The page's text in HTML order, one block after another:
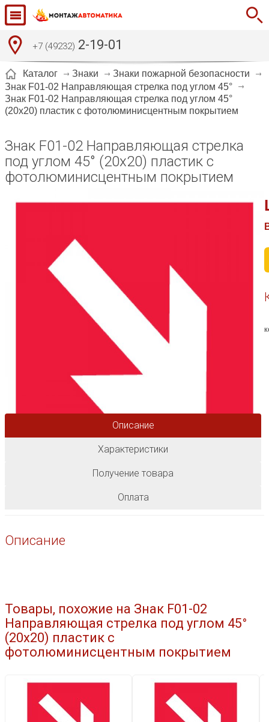
+7 (49232) 2-19-01
Каталог Знаки
Знаки пожарной безопасности
Знак F01-02 Направляющая стрелка под углом 45°
Знак F01-02 Направляющая стрелка под углом 45°
(20x20) пластик c фотолюминисцентным покрытием
Знак F01-02 Направляющая стрелка
под углом 45° (20x20) пластик c
фотолюминисцентным покрытием
Описание
Характеристики
Получение товара
Оплата
Описание
Товары, похожие на Знак F01-02
Направляющая стрелка под углом 45°
(20x20) пластик c
фотолюминисцентным покрытием